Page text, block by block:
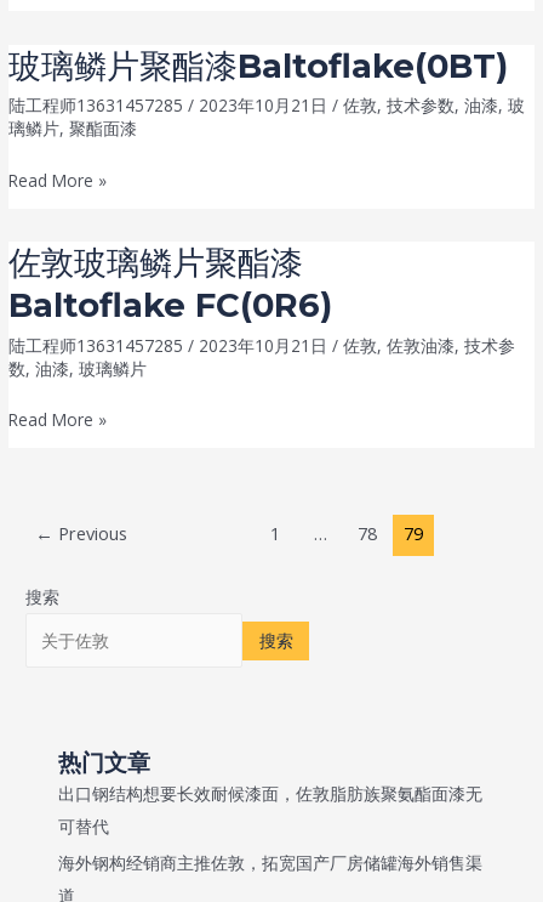
1000(0Z8)Marathon 1000 GF
处
理
环
耐
玻
璃
鳞
片
漆
玻璃鳞片聚酯漆Baltoflake(0BT)
陆工程师13631457285/ 2023年10月21日/佐敦,技术参数,油漆,玻
璃鳞片,聚酯面漆
玻
片
聚
漆
Read More »
佐敦玻璃鳞片聚酯漆
Baltoflake FC(0R6)
陆工程师13631457285/ 2023年10月21日/佐敦,佐敦油漆,技术参
数,油漆,玻璃鳞片
佐
Read More »
← Previous 1 … 78 79
搜索
搜索
热门文章
出口钢结构想要长效耐候漆面，佐敦脂肪族聚氨酯面漆无
可替代
海外钢构经销商主推佐敦，拓宽国产厂房储罐海外销售渠
道